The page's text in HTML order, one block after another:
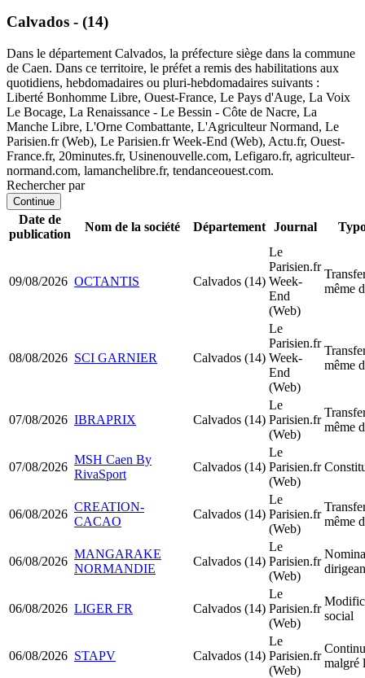
Calvados - (14)
Dans le département Calvados, la préfecture siège dans la commune
de Caen. Dans ce territoire, le préfet a remis des habilitations aux
quotidiens, hebdomadaires ou pluri-hebdomadaires suivants :
Liberté Bonhomme Libre, Ouest-France, Le Pays d'Auge, La Voix
Le Bocage, La Renaissance - Le Bessin - Côte de Nacre, La
Manche Libre, L'Orne Combattante, L'Agriculteur Normand, Le
Parisien.fr (Web), Le Parisien.fr Week-End (Web), Actu.fr, Ouest-
France.fr, 20minutes.fr, Usinenouvelle.com, Lefigaro.fr, agriculteur-
normand.com, lamanchelibre.fr, tendanceouest.com.
Rechercher par
Continue
Date de
publication
Nom de la société Département Journal
09/08/2026 OCTANTIS Calvados (14)
Le
Parisien.fr
Week-
End
(Web)
même
08/08/2026 SCI GARNIER Calvados (14)
Le
Parisien.fr
Week-
End
(Web)
même
07/08/2026 IBRAPRIX Calvados (14)
Le
Parisien.fr
(Web)
même
07/08/2026
MSH Caen By
RivaSport
Calvados (14)
Le
Parisien.fr
(Web)
06/08/2026
CREATION-
CACAO
Calvados (14)
Le
Parisien.fr
(Web)
même
06/08/2026
MANGARAKE
NORMANDIE
Calvados (14)
Le
Parisien.fr
(Web)
06/08/2026 LIGER FR Calvados (14)
Le
Parisien.fr
(Web)
social
06/08/2026 STAPV Calvados (14)
Le
Parisien.fr
(Web)
malgré